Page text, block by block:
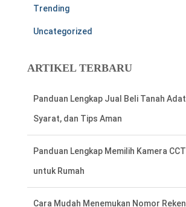
Trending
Uncategorized
ARTIKEL TERBARU
Panduan Lengkap Jual Beli Tanah
Syarat, dan Tips Aman
Panduan Lengkap Memilih Kamera
untuk Rumah
Cara Mudah Menemukan Nomor